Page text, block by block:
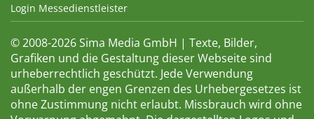
Login Messedienstleister
© 2008-2026 Sima Media GmbH | Texte, Bilder,
Grafiken und die Gestaltung dieser Webseite sind
urheberrechtlich geschützt. Jede Verwendung
außerhalb der engen Grenzen des Urhebergesetzes ist
ohne Zustimmung nicht erlaubt. Missbrauch wird ohne